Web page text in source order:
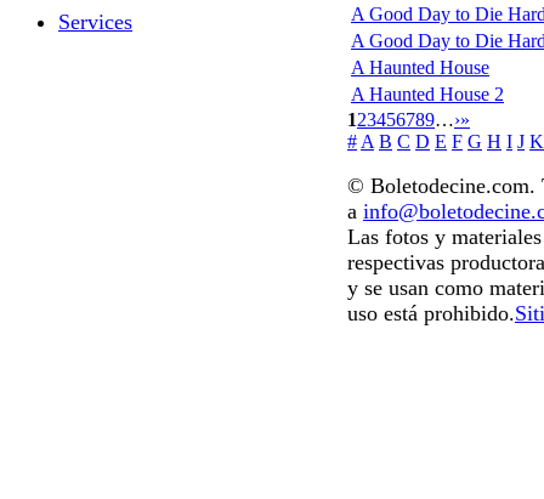
Services
A Good Day to Die
A Good Day to Die
A Haunted House
A Haunted House 2
123456789…›»
# A B C D E F G H I J K
© Boletodecine.com.
a
Las fotos y
respectivas
y se usan como
uso está prohibido.